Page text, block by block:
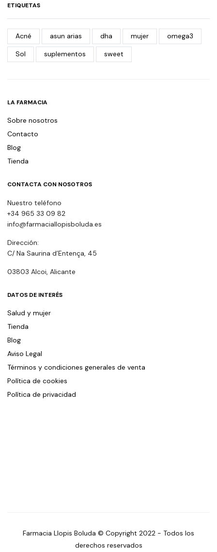
ETIQUETAS
Acné asun arias dha mujer omega3
Sol suplementos sweet
LA FARMACIA
Sobre nosotros
Contacto
Blog
Tienda
CONTACTA CON NOSOTROS
Nuestro teléfono
+34 965 33 09 82
info@farmaciallopisboluda.es
Dirección:
C/ Na Saurina d’Entença, 45
03803 Alcoi, Alicante
DATOS DE INTERÉS
Salud y mujer
Tienda
Blog
Aviso Legal
Términos y condiciones generales de venta
Política de cookies
Política de privacidad
Farmacia Llopis Boluda © Copyright 2022 - Todos los
derechos reservados